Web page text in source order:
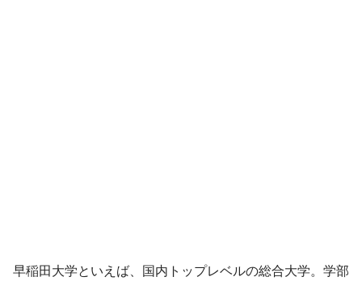
早稲田大学といえば、国内トップレベルの総合大学。学部